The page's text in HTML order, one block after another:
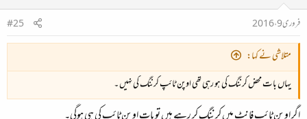
فروری 9، 2016
#25
متلاشی نے کہا:
یہاں بات محض کرننگ کی ہو رہی تھی اوپن ٹائپ کرننگ کی نہیں ۔